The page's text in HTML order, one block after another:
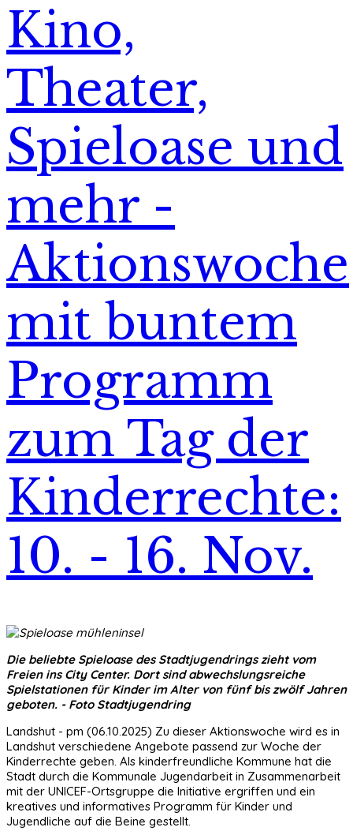
Kino,
Theater,
Spieloase und
mehr -
Aktionswoche
mit buntem
Programm
zum Tag der
Kinderrechte:
10. - 16. Nov.
Die beliebte Spieloase des Stadtjugendrings zieht vom
Freien ins City Center. Dort sind abwechslungsreiche
Spielstationen für Kinder im Alter von fünf bis zwölf Jahren
geboten. - Foto Stadtjugendring
Landshut - pm (06.10.2025) Zu dieser Aktionswoche wird es in
Landshut verschiedene Angebote passend zur Woche der
Kinderrechte geben. Als kinderfreundliche Kommune hat die
Stadt durch die Kommunale Jugendarbeit in Zusammenarbeit
mit der UNICEF-Ortsgruppe die Initiative ergriffen und ein
kreatives und informatives Programm für Kinder und
Jugendliche auf die Beine gestellt.